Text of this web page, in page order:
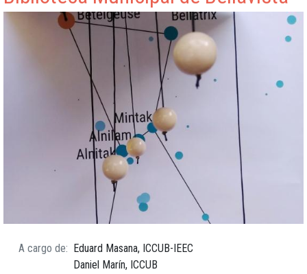
A cargo de
Eduard Masana, ICCUB-IEEC
Daniel Marín, ICCUB